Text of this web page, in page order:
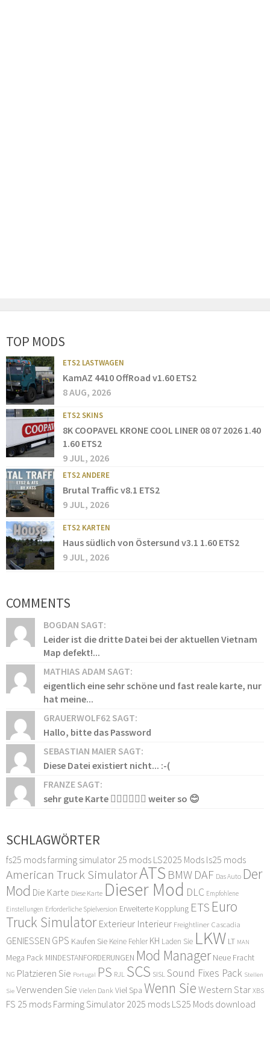
TOP MODS
ETS2 LASTWAGEN
KamAZ 4410 OffRoad v1.60 ETS2
8 AUG, 2026
ETS2 SKINS
8K COOPAVEL KRONE COOL LINER 08 07 2026 1.40
1.60 ETS2
9 JUL, 2026
ETS2 ANDERE
Brutal Traffic v8.1 ETS2
9 JUL, 2026
ETS2 KARTEN
Haus südlich von Östersund v3.1 1.60 ETS2
9 JUL, 2026
COMMENTS
BOGDAN SAGT:
Leider ist die dritte Datei bei der aktuellen Vietnam
Map defekt!...
MATHIAS ADAM SAGT:
eigentlich eine sehr schöne und fast reale karte, nur
hat meine...
GRAUERWOLF62 SAGT:
Hallo, bitte das Password
SEBASTIAN MAIER SAGT:
Diese Datei existiert nicht... :-(
FRANZE SAGT:
sehr gute Karte 👍🏻👍🏻👍🏻 weiter so 😊
SCHLAGWÖRTER
fs25 modsfarming simulator 25 mods LS2025 Mods ls25 mods
American Truck SimulatorATS BMW DAF Das Auto Der
Mod Die Karte Diese Karte Dieser Mod DLC Empfohlene
Einstellungen Erforderliche Spielversion Erweiterte Kopplung ETS Euro
Truck Simulator Exterieur Interieur Freightliner Cascadia
GENIESSEN GPS Kaufen Sie Keine Fehler KH Laden Sie LKW LT MAN
Mega Pack MINDESTANFORDERUNGEN Mod Manager Neue Fracht
NG Platzieren Sie Portugal PS RJL SCS SISLSound Fixes Pack Stellen
Sie Verwenden Sie Vielen Dank Viel Spa Wenn Sie Western Star XBS
FS 25 mods Farming Simulator 2025 mods LS25 Mods download